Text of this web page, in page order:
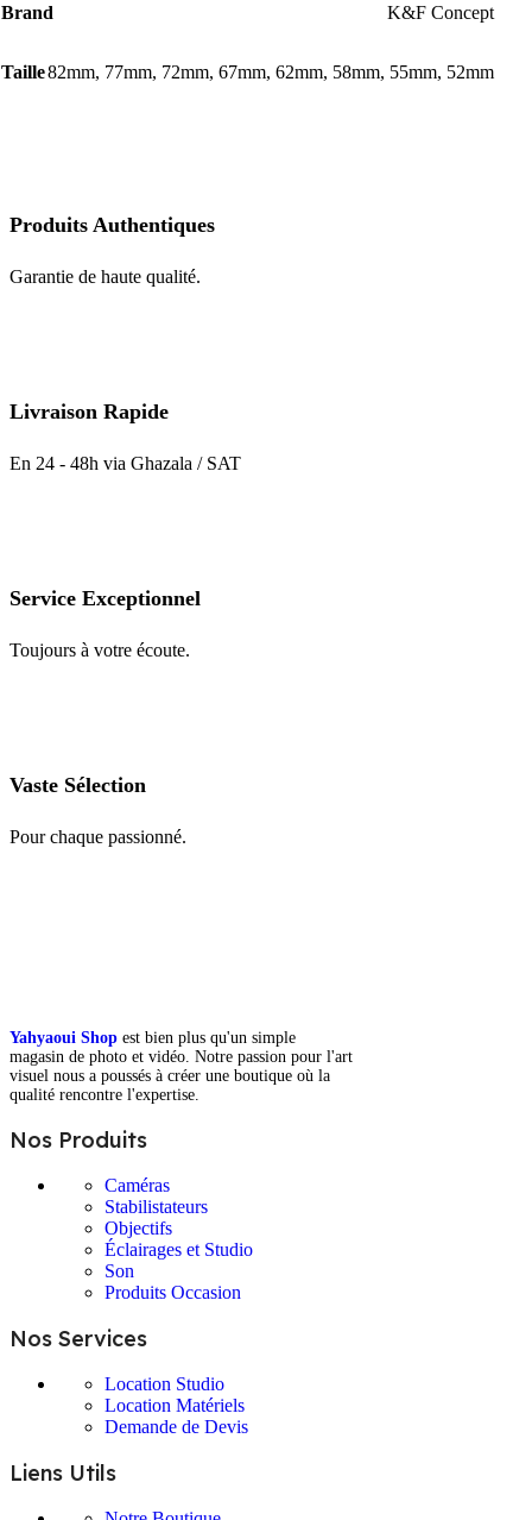
variants.
the
Brand K&F Concept
Taille82mm, 77mm, 72mm, 67mm, 62mm, 58mm, 55mm, 52mm
Produits Authentiques
Garantie de haute qualité.
Livraison Rapide
En 24 - 48h via Ghazala / SAT
Service Exceptionnel
Toujours à votre écoute.
Vaste Sélection
Pour chaque passionné.
Yahyaoui Shop est bien plus qu'un simple
magasin de photo et vidéo. Notre passion pour l'art
visuel nous a poussés à créer une boutique où la
qualité rencontre l'expertise.
Nos Produits
Caméras
Stabilistateurs
Objectifs
Éclairages et Studio
Son
Produits Occasion
Nos Services
Location Studio
Location Matériels
Demande de Devis
Liens Utils